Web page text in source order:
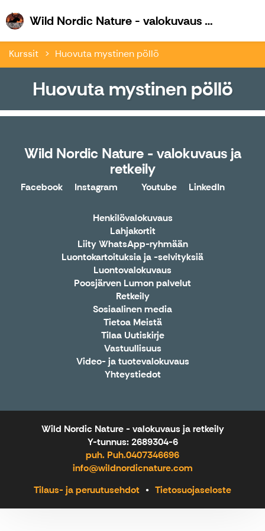
Wild Nordic Nature - valokuvaus ja retkeily
Kurssit Huovuta mystinen pöllö
Huovuta mystinen pöllö
Wild Nordic Nature - valokuvaus ja
retkeily
Facebook Instagram Youtube LinkedIn
Henkilövalokuvaus
Lahjakortit
Liity WhatsApp-ryhmään
Luontokartoituksia ja -selvityksiä
Luontovalokuvaus
Poosjärven Lumon palvelut
Retkeily
Sosiaalinen media
Tietoa Meistä
Tilaa Uutiskirje
Vastuullisuus
Video- ja tuotevalokuvaus
Yhteystiedot
Wild Nordic Nature - valokuvaus ja retkeily
Y-tunnus: 2689304-6
puh. Puh.0407346696
info@wildnordicnature.com
Tilaus- ja peruutusehdot
Tietosuojaseloste